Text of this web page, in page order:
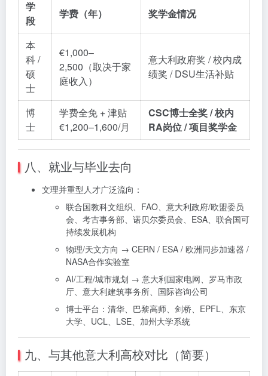
学
段
学费（年） 奖学金情况
本
科 /
硕
士
€1,000–
2,500（取决于家
庭收入）
意大利政府奖 / 校内成
绩奖 / DSU生活补贴
博
士
学费全免 + 津贴
€1,200–1,600/月
CSC博士全奖 / 校内
RA岗位 / 项目奖学金
八、就业与毕业去向
文理并重型人才广泛流向：
联合国教科文组织、FAO、意大利政府/欧盟委员
会、考古事务部、诺贝尔委员会、ESA、联合国可
持续发展机构
物理/天文方向 → CERN / ESA / 欧洲同步加速器 /
NASA合作实验室
AI/工程/城市规划 → 意大利国家电网、罗马市政
厅、意大利建筑事务所、国际咨询公司
博士平台：清华、巴黎高师、剑桥、EPFL、东京
大学、UCL、LSE、加州大学系统
九、与其他意大利高校对比（简要）